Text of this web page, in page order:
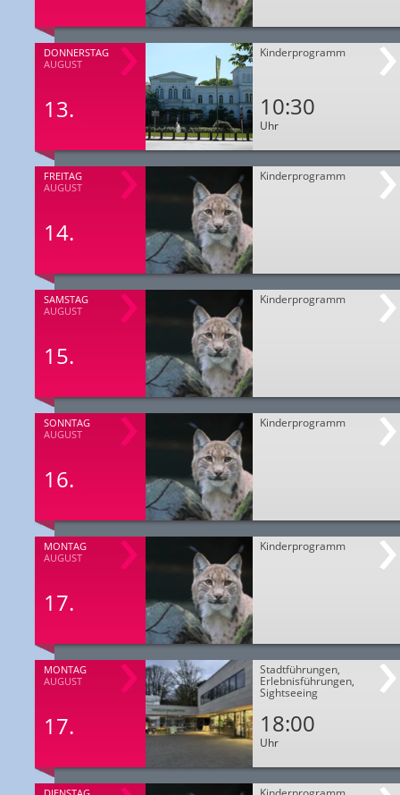
DONNERSTAG
AUGUST
13.
Kinderprogramm
10:30
Uhr
FREITAG
AUGUST
14.
Kinderprogramm
SAMSTAG
AUGUST
15.
Kinderprogramm
SONNTAG
AUGUST
16.
Kinderprogramm
MONTAG
AUGUST
17.
Kinderprogramm
MONTAG
AUGUST
17.
Stadtführungen,
Erlebnisführungen,
Sightseeing
18:00
Uhr